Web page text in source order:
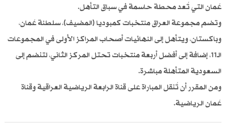
عُمان التي تُعد محطة حاسمة في سباق التأهل.
وتضم مجموعة العراق منتخبات كمبوديا (المضيف)، سلطنة عُمان،
وباكستان، ويتأهل إلى النهائيات أصحاب المراكز الأولى في المجموعات
الـ11، إضافة إلى أفضل أربعة منتخبات تحتل المركز الثاني، لتنضم إلى
السعودية المتأهلة مباشرة.
ومن المقرر أن تُنقل المباراة على قناة الرابعة الرياضية العراقية وقناة
عُمان الرياضية.